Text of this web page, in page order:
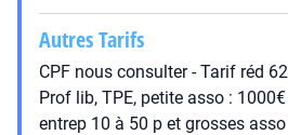
Autres Tarifs
CPF nous consulter - Tarif réd
Prof lib, TPE, petite asso :
entrep 10 à 50 p et grosses